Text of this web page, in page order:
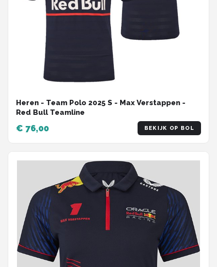
Heren - Team Polo 2025 S - Max Verstappen -
Red Bull Teamline
€ 76,00 BEKIJK OP BOL